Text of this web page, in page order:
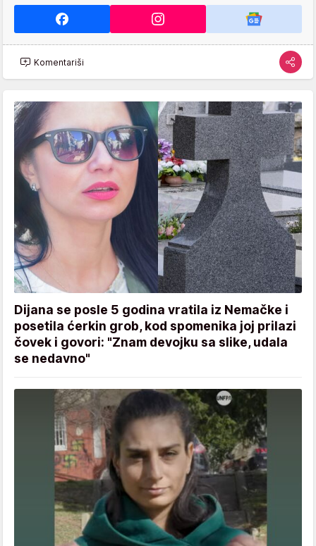
Komentariši
Dijana se posle 5 godina vratila iz Nemačke i
posetila ćerkin grob, kod spomenika joj prilazi
čovek i govori: "Znam devojku sa slike, udala
se nedavno"